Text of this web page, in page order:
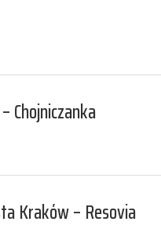
Chojniczanka
Kraków – Resovia